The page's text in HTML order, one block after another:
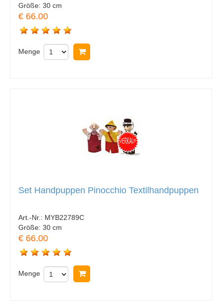
Größe: 30 cm
€ 66.00
Menge
Set Handpuppen Pinocchio Textilhandpuppen
Art.-Nr.: MYB22789C
Größe: 30 cm
€ 66.00
Menge